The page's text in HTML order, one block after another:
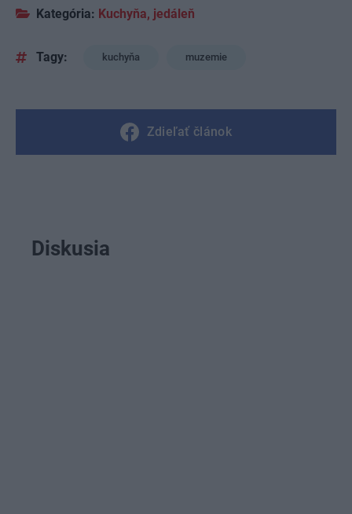
Kategória: Kuchyňa, jedáleň
Tagy: kuchyňa muzemie
Zdieľať článok
Diskusia